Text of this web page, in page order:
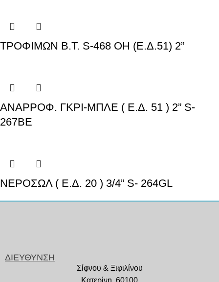
ΤΡΟΦΙΜΩΝ Β.Τ. S-468 OH (E.Δ.51) 2”
ΑΝΑΡΡΟΦ. ΓΚΡΙ-ΜΠΛΕ ( Ε.Δ. 51 ) 2” S-
267BE
ΝΕΡΟΣΩΛ ( Ε.Δ. 20 ) 3/4” S- 264GL
ΔΙΕΥΘΥΝΣΗ
Σίφνου & Ξιφιλίνου